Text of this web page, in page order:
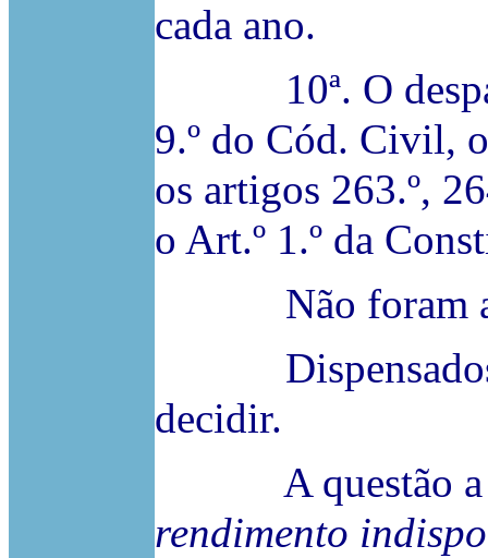
cada ano.
10ª. O
9.º do Cód. Civil,
os artigos 263.º,
o Art.º 1.º da
Não foram
Dispensados
decidir.
A questão a
rendimento